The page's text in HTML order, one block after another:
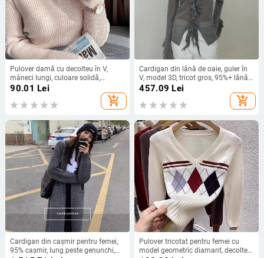
Pulover damă cu decolteu în V,
mâneci lungi, culoare solidă,
viscoză 80-90%, croială slim,
lungime 50-65 cm, toamnă 2024
90.01 Lei
add_shopping_cart
Cardigan din lână de oaie, guler în
V, model 3D, tricot gros, 95%+ lână
în conținut
457.09 Lei
add_shopping_cart
Cardigan din cașmir pentru femei,
95% cașmir, lung peste genunchi,
Pulover tricotat pentru femei cu
model geometric diamant, decolteu